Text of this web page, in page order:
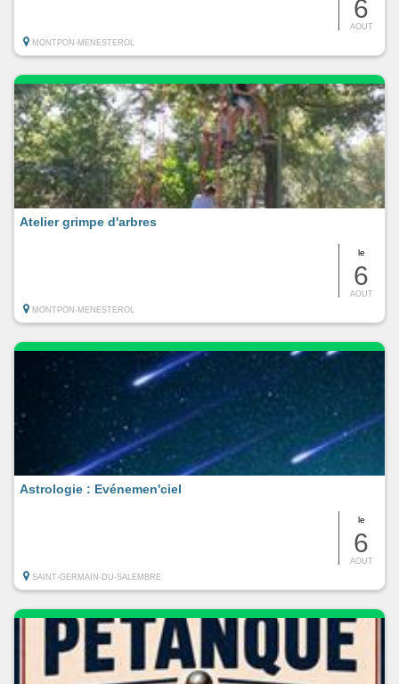
6
AOUT
MONTPON-MENESTEROL
le
6
AOUT
Atelier grimpe d'arbres
MONTPON-MENESTEROL
le
6
AOUT
Astrologie : Evénemen'ciel
SAINT-GERMAIN-DU-SALEMBRE